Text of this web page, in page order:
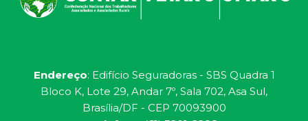
Endereço: Edifício Seguradoras - SBS Quadra 1
Bloco K, Lote 29, Andar 7º, Sala 702, Asa Sul,
Brasília/DF - CEP 70093900